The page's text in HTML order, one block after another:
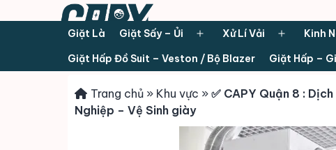
Giặt Là Giặt Sấy – Ủi
Open
menu
Xử Lí Vải
Open
menu
Kinh
Giặt Hấp Đồ Suit – Veston / Bộ Blazer
Giặt Hấp –
Trang chủ » Khu vực » ✅ CAPY Quận 8 :
Nghiệp – Vệ Sinh giày